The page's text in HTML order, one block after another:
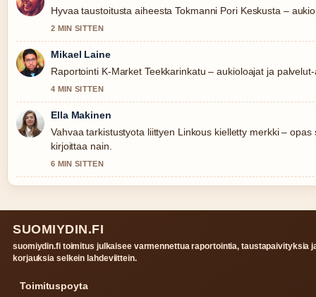
Hyvaa taustoitusta aiheesta Tokmanni Pori Keskusta –
2 MIN SITTEN
Mikael Laine
Raportointi K-Market Teekkarinkatu – aukioloajat ja
4 MIN SITTEN
Ella Makinen
Vahvaa tarkistustyota liittyen Linkous kielletty merkki –
kirjoittaa nain.
6 MIN SITTEN
SUOMIYDIN.FI
suomiydin.fi toimitus julkaisee varmennettua raportointia, taustapaivityksia
korjauksia selkein lahdeviittein.
Toimituspoyta